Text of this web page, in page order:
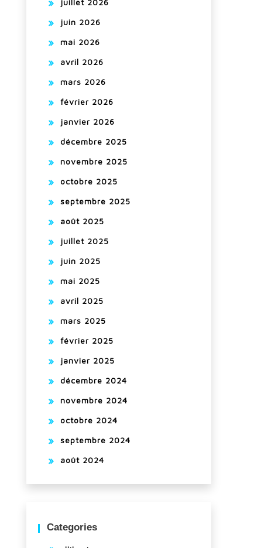
juin 2026
mai 2026
avril 2026
mars 2026
février 2026
janvier 2026
décembre 2025
novembre 2025
octobre 2025
septembre 2025
août 2025
juillet 2025
juin 2025
mai 2025
avril 2025
mars 2025
février 2025
janvier 2025
décembre 2024
novembre 2024
octobre 2024
septembre 2024
août 2024
Categories